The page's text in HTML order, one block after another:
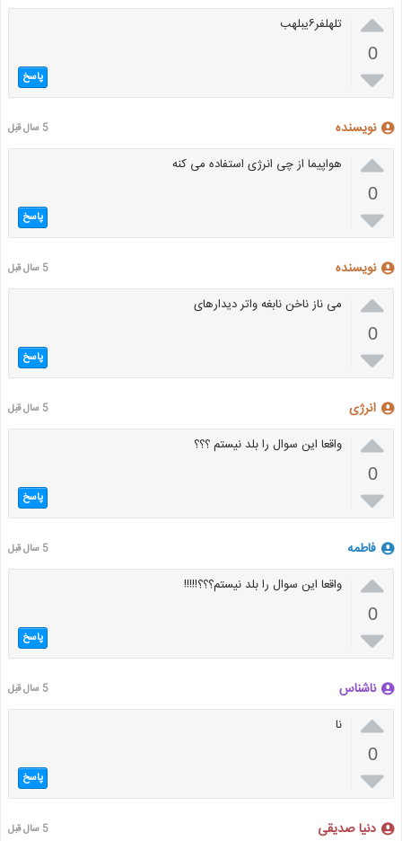

0

تلهلفر۶یبلهب
پاسخ
نویسنده 5 سال قبل

0

هواپیما از چی انرژی استفاده می کنه
پاسخ
نویسنده 5 سال قبل

0

می ناز ناخن نابغه واتر دیدارهای
پاسخ
انرژی 5 سال قبل

0

واقعا این سوال را بلد نیستم ؟؟؟
پاسخ
فاطمه 5 سال قبل

0

واقعا این سوال را بلد نیستم؟؟؟!!!!!
پاسخ
ناشناس 5 سال قبل

0

نا
پاسخ
دنیا صدیقی 5 سال قبل